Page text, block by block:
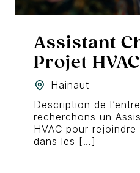
Assistant
Projet HVAC
Hainaut
Description de
recherchons un
HVAC pour
dans les […]